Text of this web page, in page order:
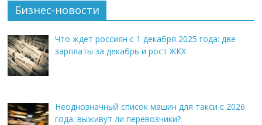
Бизнес-новости
Что ждет россиян с 1 декабря 2025 года: две
зарплаты за декабрь и рост ЖКХ
Неоднозначный список машин для такси с 2026
года: выживут ли перевозчики?